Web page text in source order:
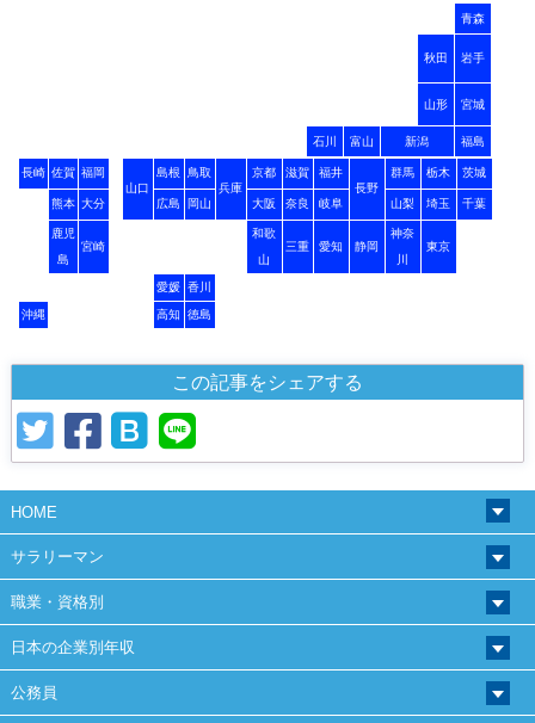
青森
秋田 岩手
山形 宮城
石川 富山 新潟 福島
長崎 佐賀 福岡
山口
島根
鳥取
兵庫
京都 滋賀
福井
長野
群馬 栃木 茨城
熊本 大分 広島 岡山 大阪 奈良 岐阜 山梨 埼玉 千葉
鹿児
島
宮崎
和歌
山
三重 愛知 静岡
神奈
川
東京
愛媛 香川
沖縄 高知 徳島
この記事をシェアする
HOME
サラリーマン
職業・資格別
日本の企業別年収
公務員